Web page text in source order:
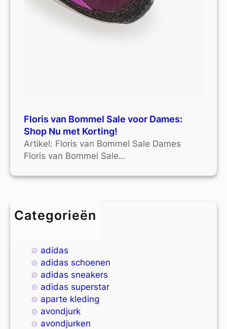
Floris van Bommel Sale voor Dames:
Shop Nu met Korting!
Artikel: Floris van Bommel Sale Dames
Floris van Bommel Sale…
Categorieën
4xl
adidas
adidas schoenen
adidas sneakers
adidas superstar
aparte kleding
avondjurk
avondjurken